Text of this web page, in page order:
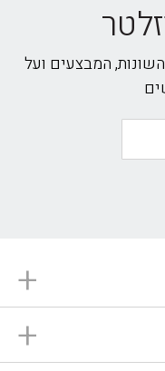
המבצעים ועל